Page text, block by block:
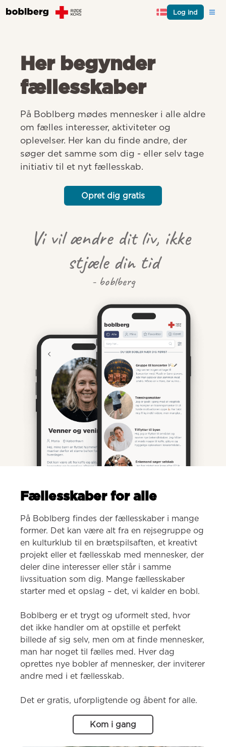
Log ind
Her begynder
fællesskaber
På Boblberg mødes mennesker i alle aldre
om fælles interesser, aktiviteter og
oplevelser. Her kan du finde andre, der
søger det samme som dig - eller selv tage
initiativ til et nyt fællesskab.
Opret dig gratis
Vi vil ændre dit liv, ikke
stjæle din tid
- boblberg
Fællesskaber for alle
På Boblberg findes der fællesskaber i mange
former. Det kan være alt fra en rejsegruppe og
en kulturklub til en brætspilsaften, et kreativt
projekt eller et fællesskab med mennesker, der
deler dine interesser eller står i samme
livssituation som dig. Mange fællesskaber
starter med et opslag – det, vi kalder en bobl.
Boblberg er et trygt og uformelt sted, hvor
det ikke handler om at opstille et perfekt
billede af sig selv, men om at finde mennesker,
man har noget til fælles med. Hver dag
oprettes nye bobler af mennesker, der inviterer
andre med i et fællesskab.
Det er gratis, uforpligtende og åbent for alle.
Kom i gang